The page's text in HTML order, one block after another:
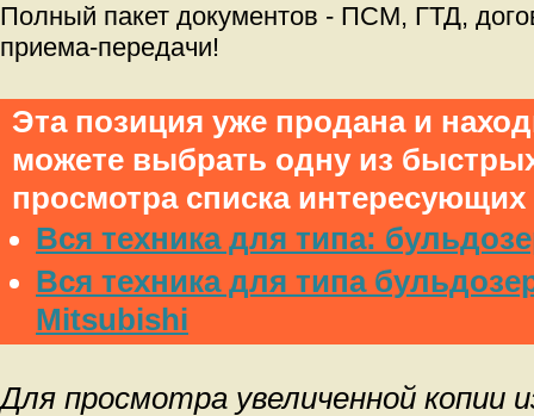
Полный пакет документов - ПСМ, ГТД,
приема-передачи!
Эта позиция уже продана и
можете выбрать одну из
просмотра списка
Вся техника для типа:
Вся техника для типа
Mitsubishi
Для просмотра увеличенной копии